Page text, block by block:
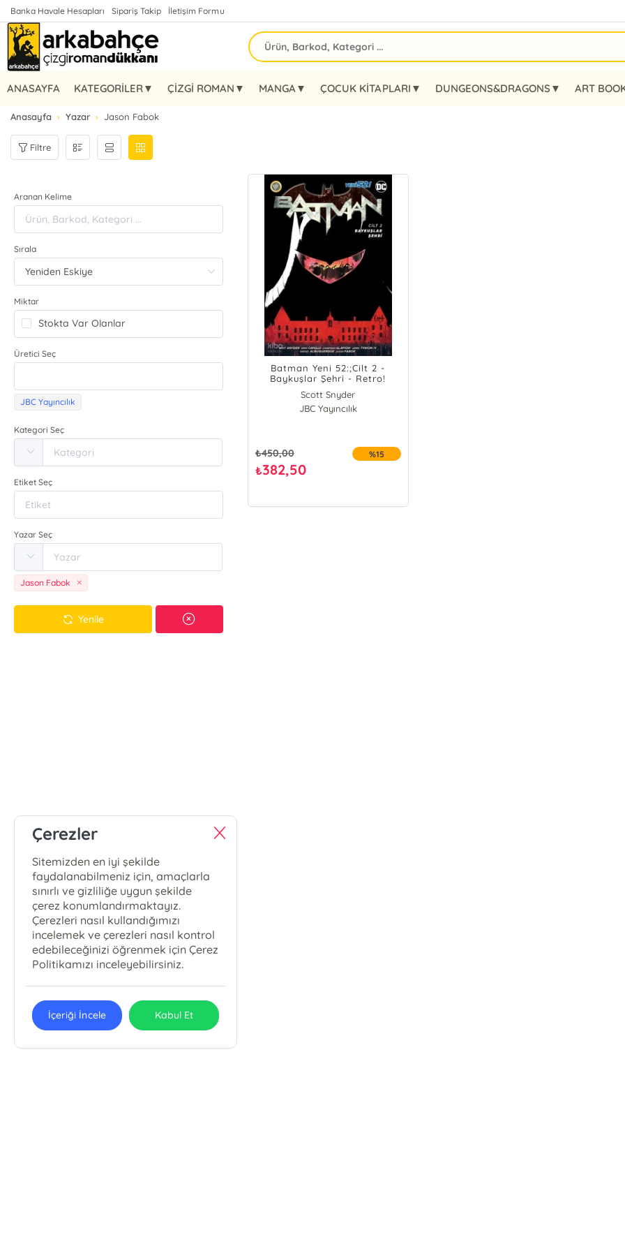
Banka Havale Hesapları Sipariş Takip İletişim Formu
ANASAYFA KATEGORİLER▼ ÇİZGİ ROMAN▼ MANGA▼ ÇOCUK KİTAPLARI▼ DUNGEONS&DRAGONS▼ ART
Anasayfa Yazar Jason Fabok
Filtre
Aranan Kelime
Sırala
Miktar
Stokta Var Olanlar
Üretici Seç
JBC Yayıncılık
Kategori Seç
Etiket Seç
Yazar Seç
Jason Fabok
Yenile
Batman Yeni 52:;Cilt 2 -
Baykuşlar Şehri - Retro!
Scott Snyder
Jonathan Glapion
JBC Yayıncılık
₺450,00
₺382,50
%15
Çerezler
Sitemizden en iyi şekilde
faydalanabilmeniz için, amaçlarla
sınırlı ve gizliliğe uygun şekilde
çerez konumlandırmaktayız.
Çerezleri nasıl kullandığımızı
incelemek ve çerezleri nasıl kontrol
edebileceğinizi öğrenmek için Çerez
Politikamızı inceleyebilirsiniz.
İçeriği İncele Kabul Et